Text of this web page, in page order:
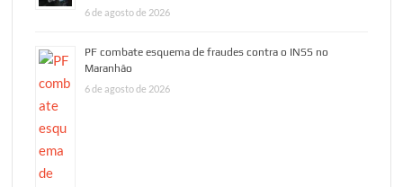
6 de agosto de 2026
PF combate esquema de fraudes contra o INSS no
Maranhão
6 de agosto de 2026